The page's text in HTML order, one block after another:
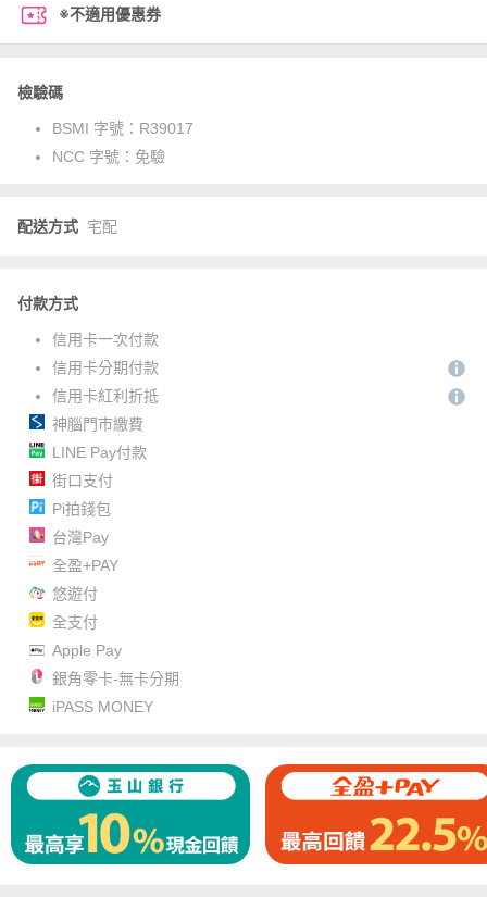
※不適用優惠券
檢驗碼
BSMI 字號： R39017
NCC 字號： 免驗
配送方式 宅配
付款方式
信用卡一次付款
信用卡分期付款
信用卡紅利折抵
神腦門市繳費
LINE Pay付款
街口支付
Pi拍錢包
台灣Pay
全盈+PAY
悠遊付
全支付
Apple Pay
銀角零卡-無卡分期
iPASS MONEY